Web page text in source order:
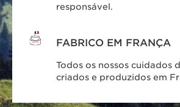
responsável.
FABRICO EM FRANÇA
Todos os nossos cuidados
criados e produzidos em